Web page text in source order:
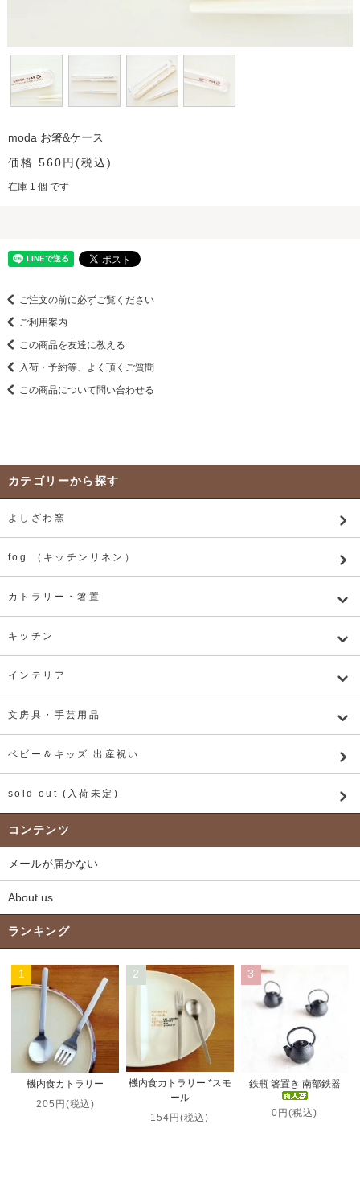
moda お箸&ケース
価格 560円(税込)
在庫 1 個 です
ご注文の前に必ずご覧ください
ご利用案内
この商品を友達に教える
入荷・予約等、よく頂くご質問
この商品について問い合わせる
カテゴリーから探す
よしざわ窯
fog （キッチンリネン）
カトラリー・箸置
キッチン
インテリア
文房具・手芸用品
ベビー＆キッズ 出産祝い
sold out (入荷未定)
コンテンツ
メールが届かない
About us
ランキング
1
機内食カトラリー
205円(税込)
2
機内食カトラリー *スモ
ール
154円(税込)
3
鉄瓶 箸置き 南部鉄器
0円(税込)